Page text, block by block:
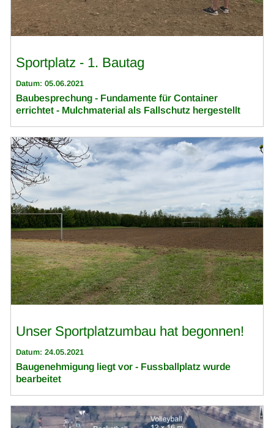
Sportplatz - 1. Bautag
Datum: 05.06.2021
Baubesprechung - Fundamente für Container
errichtet - Mulchmaterial als Fallschutz hergestellt
Unser Sportplatzumbau hat begonnen!
Datum: 24.05.2021
Baugenehmigung liegt vor - Fussballplatz wurde
bearbeitet